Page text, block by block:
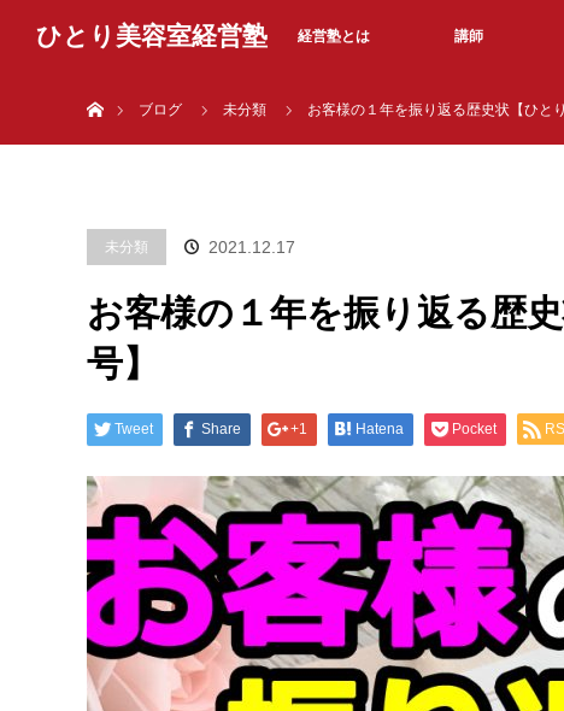
ひとり美容室経営塾 経営塾とは 講師
ブログ
未分類 お客様の１年を振り返る歴史状【ひと
未分類 2021.12.17
お客様の１年を振り返る歴
号】
Tweet Share +1 Hatena Pocket